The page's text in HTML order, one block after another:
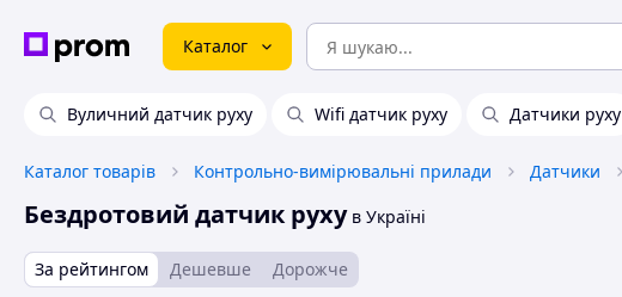
Каталог
Вуличний датчик руху Wifi датчик руху Датчики руху
Каталог товарів Контрольно-вимірювальні прилади Датчики
Бездротовий датчик рухув Україні
За рейтингом Дешевше Дорожче